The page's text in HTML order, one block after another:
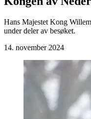
Hans Majestet Kong
under deler av besøket.
14. november 2024